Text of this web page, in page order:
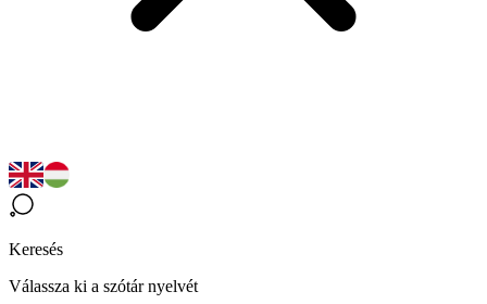
Keresés
Válassza ki a szótár nyelvét